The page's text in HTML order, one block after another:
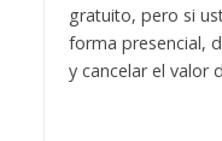
gratuito, pero si
forma presencial,
y cancelar el valor